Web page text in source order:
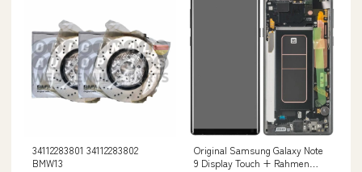
34112283801 34112283802
BMW13
Original Samsung Galaxy Note
9 Display Touch + Rahmen